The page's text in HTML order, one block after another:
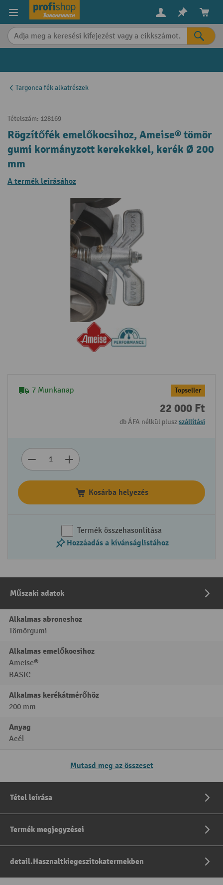
content
Targonca fék alkatrészek
Tételszám: 128169
Rögzítőfék emelőkocsihoz, Ameise® tömör
gumi kormányzott kerekekkel, kerék Ø 200
mm
A termék leírásához
7 Munkanap Topseller
22 000 Ft
db ÁFA nélkül pluszszállítási
Kosárba helyezés
Termék összehasonlítása
Hozzáadás a kívánságlistához
Műszaki adatok
Alkalmas abroncshoz
Tömörgumi
Alkalmas emelőkocsihoz
Ameise®
BASIC
Alkalmas kerékátmérőhöz
200 mm
Anyag
Acél
Mutasd meg az összeset
Tétel leírása
Termék megjegyzései
detail.Hasznaltkiegeszitokatermekben